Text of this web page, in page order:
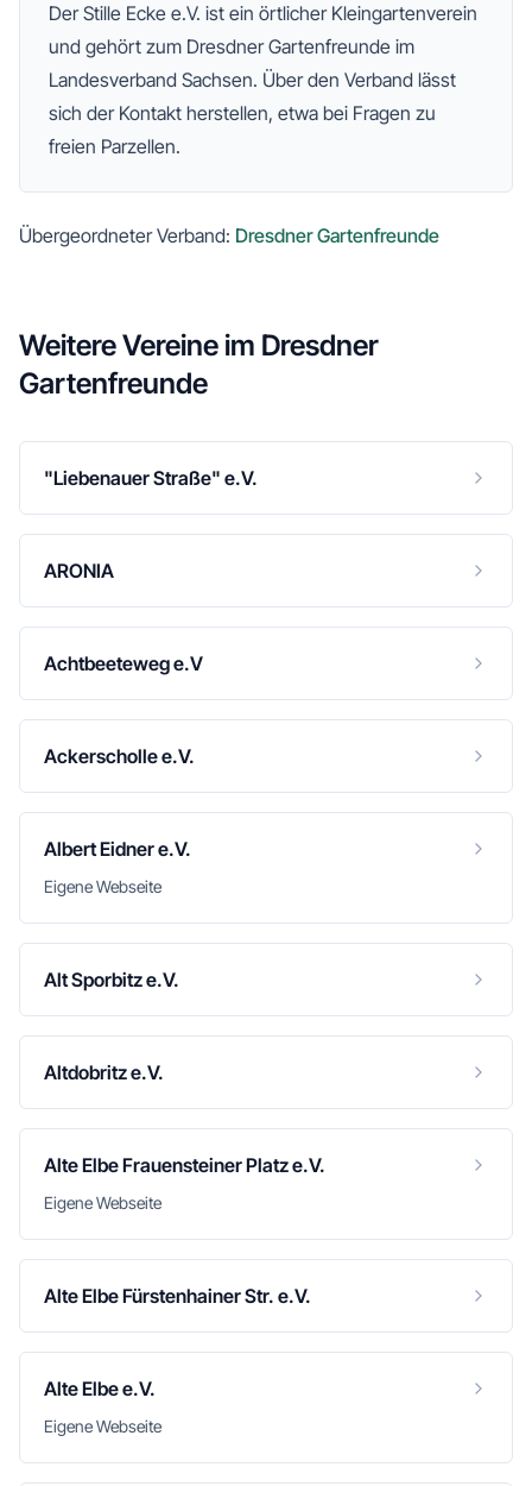
DerStille Ecke e.V. ist ein örtlicher Kleingartenverein
und gehört zum Dresdner Gartenfreunde im
Landesverband Sachsen. Über den Verband lässt
sich der Kontakt herstellen, etwa bei Fragen zu
freien Parzellen.
Übergeordneter Verband: Dresdner Gartenfreunde
Weitere Vereine im Dresdner
Gartenfreunde
"Liebenauer Straße" e.V.
ARONIA
Achtbeeteweg e.V
Ackerscholle e.V.
Albert Eidner e.V.
Eigene Webseite
Alt Sporbitz e.V.
Altdobritz e.V.
Alte Elbe Frauensteiner Platz e.V.
Eigene Webseite
Alte Elbe Fürstenhainer Str. e.V.
Alte Elbe e.V.
Eigene Webseite